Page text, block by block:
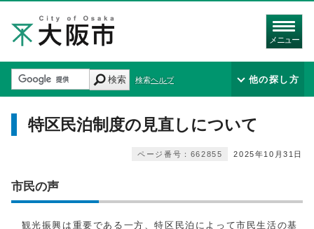
メニュー
検索 検索ヘルプ 他の探し方
特区民泊制度の見直しについて
2025年10月31日
ページ番号：662855
市民の声
観光振興は重要である一方、特区民泊によって市民生活の基